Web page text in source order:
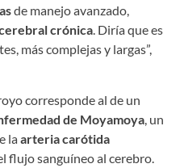
de manejo avanzado,
crónica. Diría que es
más complejas y largas”,
corresponde al de un
de Moyamoya , un
laarteria carótida
flujo sanguíneo al cerebro.